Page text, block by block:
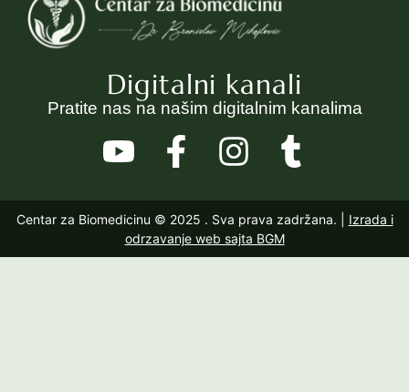
Digitalni kanali
Pratite nas na našim digitalnim kanalima
Centar za Biomedicinu © 2025 . Sva prava zadržana. | Izrada i
odrzavanje web sajta BGM